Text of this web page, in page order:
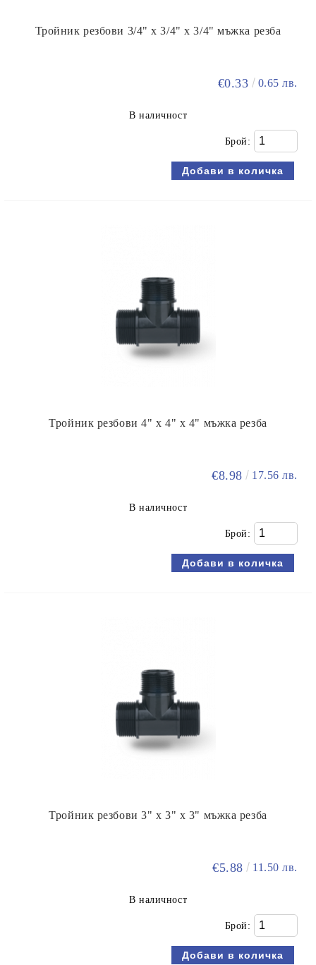
Тройник резбови 3/4" х 3/4" х 3/4" мъжка резба
€0.33 0.65 лв.
В наличност
Брой:
Тройник резбови 4" х 4" х 4" мъжка резба
€8.98 17.56 лв.
В наличност
Брой:
Тройник резбови 3" х 3" х 3" мъжка резба
€5.88 11.50 лв.
В наличност
Брой: